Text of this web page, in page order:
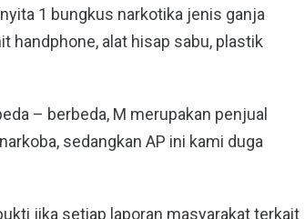
1 bungkus narkotika jenis ganja
handphone, alat hisap sabu, plastik
– berbeda, M merupakan penjual
sedangkan AP ini kami duga
jika setiap laporan masyarakat terkait